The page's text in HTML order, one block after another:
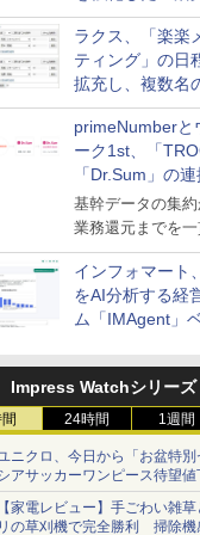
送信防止アドイ
を提供
ラクス、「楽楽
ティング」の日
拡充し、複数名
整を効率化
primeNumberと
ーク1st、「
「Dr.Sum」の
基幹データの集約
業務還元までを
インフォマート
をAI分析する経
ム「IMAgent」
Impress Watchシリーズ
24時間 1週間
ニクロ、今日から「お盆特
アサッカーワンピース待望
ョーツは1990円に
家電レビュー】手ごわい雑草
の草刈機で完全勝利 掃除機